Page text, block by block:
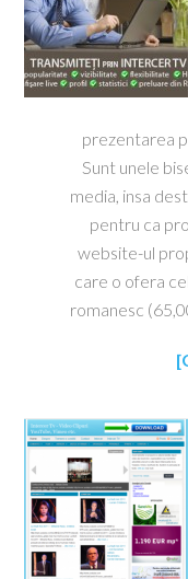
prezentarea
Sunt unele
media, insa
pentru ca
website-ul
care o ofera
romanesc